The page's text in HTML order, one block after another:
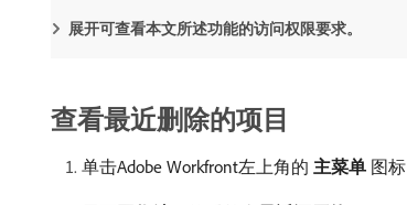
展开可查看本文所述功能的访问权限要求。
查看最近删除的项目
单击Adobe Workfront左上角的​ 主菜单 ​图标